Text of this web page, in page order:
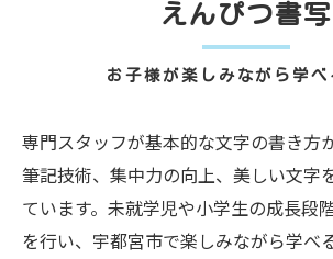
えんぴつ書写
お子様が楽しみながら学べ
専門スタッフが基本的な文字の書き方
筆記技術、集中力の向上、美しい文字
ています。未就学児や小学生の成長段
を行い、宇都宮市で楽しみながら学べ